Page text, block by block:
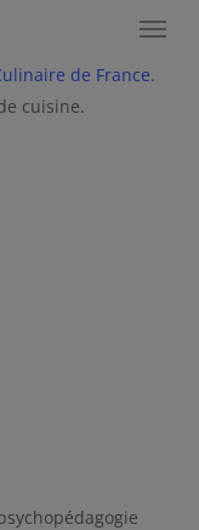
Menu
Escoffier,
de France.
cuisine.